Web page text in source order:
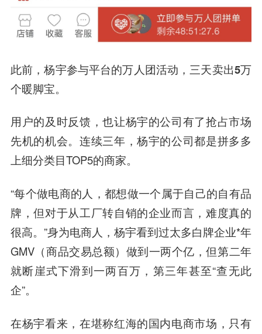
此前，杨宇参与平台的万人团活动，三天卖出5万
个暖脚宝。
用户的及时反馈，也让杨宇的公司有了抢占市场
先机的机会。连续三年，杨宇的公司都是拼多多
上细分类目TOP5的商家。
“每个做电商的人，都想做一个属于自己的自有品
牌，但对于从工厂转自销的企业而言，难度真的
很高。”身为电商人，杨宇看到过太多白牌企业*年
GMV（商品交易总额）做到一两个亿，但第二年
就断崖式下滑到一两百万，第三年甚至“查无此
企”。
在杨宇看来，在堪称红海的国内电商市场，只有